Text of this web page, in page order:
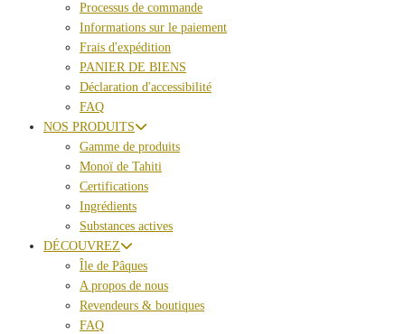
Processus de commande
Informations sur le paiement
Frais d'expédition
PANIER DE BIENS
Déclaration d'accessibilité
FAQ
NOS PRODUITS
Gamme de produits
Monoï de Tahiti
Certifications
Ingrédients
Substances actives
DÉCOUVREZ
Île de Pâques
A propos de nous
Revendeurs & boutiques
FAQ